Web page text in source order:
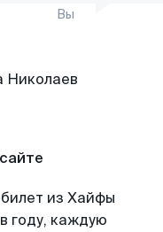
Вы
из Хайфы
году, каждую